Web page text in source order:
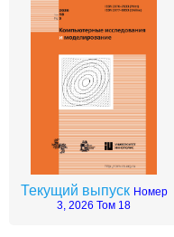
Текущий выпуск Номер
3, 2026 Том 18